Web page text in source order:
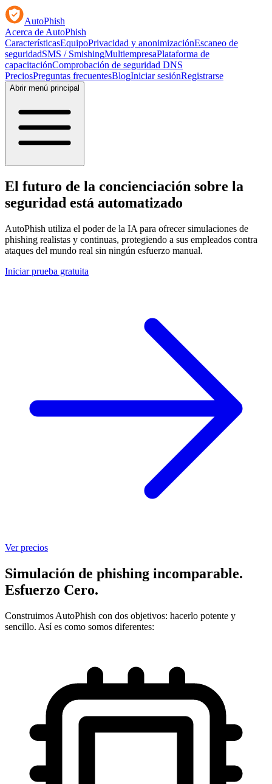
AutoPhish
Acerca de AutoPhish
CaracterísticasEquipoPrivacidad y anonimizaciónEscaneo de
seguridadSMS / SmishingMultiempresaPlataforma de
capacitaciónComprobación de seguridad DNS
PreciosPreguntas frecuentesBlogIniciar sesiónRegistrarse
Abrir menú principal
El futuro de la concienciación sobre la
seguridad está automatizado
AutoPhish utiliza el poder de la IA para ofrecer simulaciones de
phishing realistas y continuas, protegiendo a sus empleados contra
ataques del mundo real sin ningún esfuerzo manual.
Iniciar prueba gratuita
Ver precios
Simulación de phishing incomparable.
Esfuerzo Cero.
Construimos AutoPhish con dos objetivos: hacerlo potente y
sencillo. Así es como somos diferentes: